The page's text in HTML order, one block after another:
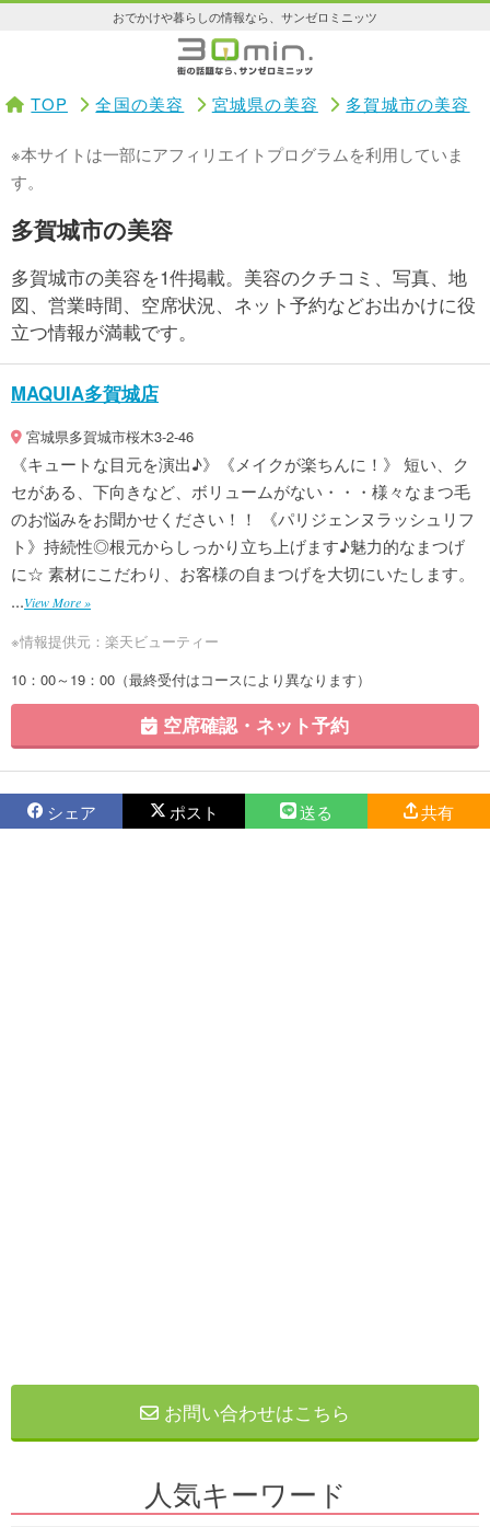
おでかけや暮らしの情報なら、サンゼロミニッツ
TOP 全国の美容 宮城県の美容 多賀城市の美容
※本サイトは一部にアフィリエイトプログラムを利用していま
す。
多賀城市の美容
多賀城市の美容を1件掲載。美容のクチコミ、写真、地
図、営業時間、空席状況、ネット予約などお出かけに役
立つ情報が満載です。
MAQUIA多賀城店
宮城県多賀城市桜木3-2-46
《キュートな目元を演出♪》《メイクが楽ちんに！》 短い、ク
セがある、下向きなど、ボリュームがない・・・様々なまつ毛
のお悩みをお聞かせください！！ 《パリジェンヌラッシュリフ
ト》持続性◎根元からしっかり立ち上げます♪魅力的なまつげ
に☆ 素材にこだわり、お客様の自まつげを大切にいたします。
...View More »
※情報提供元：楽天ビューティー
10：00～19：00（最終受付はコースにより異なります）
空席確認・ネット予約
シェア ポスト 送る 共有
お問い合わせはこちら
人気キーワード